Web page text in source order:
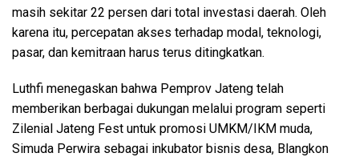
masih sekitar 22 persen dari total investasi daerah. Oleh
karena itu, percepatan akses terhadap modal, teknologi,
pasar, dan kemitraan harus terus ditingkatkan.
Luthfi menegaskan bahwa Pemprov Jateng telah
memberikan berbagai dukungan melalui program seperti
Zilenial Jateng Fest untuk promosi UMKM/IKM muda,
Simuda Perwira sebagai inkubator bisnis desa, Blangkon